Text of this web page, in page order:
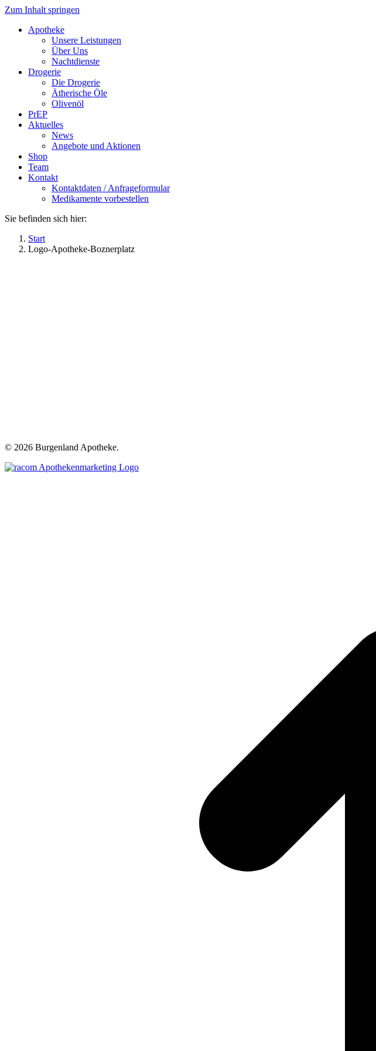
Zum Inhalt springen
Apotheke
Unsere Leistungen
Über Uns
Nachtdienste
Drogerie
Die Drogerie
Ätherische Öle
Olivenöl
PrEP
Aktuelles
News
Angebote und Aktionen
Shop
Team
Kontakt
Kontaktdaten / Anfrageformular
Medikamente vorbestellen
Sie befinden sich hier:
Start
Logo-Apotheke-Boznerplatz
© 2026 Burgenland Apotheke.